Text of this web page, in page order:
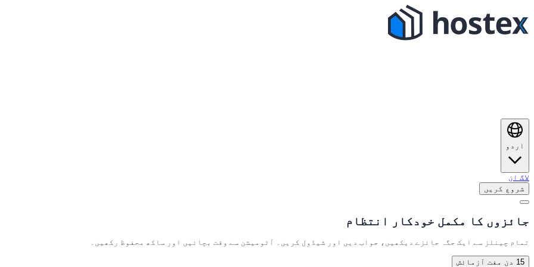
اردو
لاگ ان
شروع کریں
جائزوں کا مکمل خودکار انتظام
تمام چینلز سے ایک جگہ جائزے دیکھیں، جواب دیں اور شیڈول کریں۔ آٹومیشن سے وقت بچائیں اور ساکھ محفوظ رکھیں۔
15 دن مفت آزمائش